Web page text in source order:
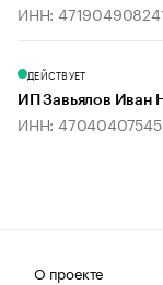
ИНН:
ДЕЙСТВУЕТ
ИП Завьялов Иван
ИНН:
О проекте